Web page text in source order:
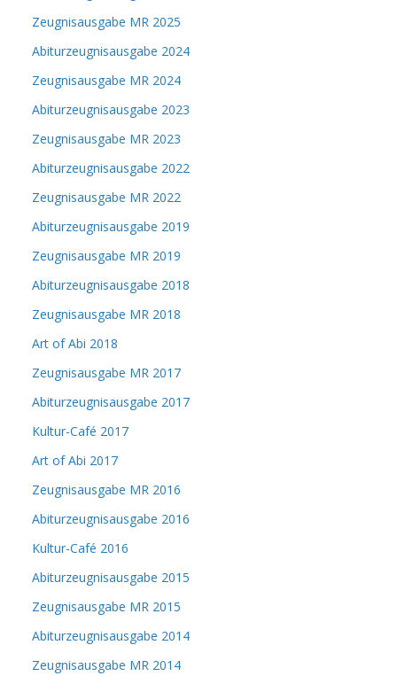
Zeugnisausgabe MR 2025
Abiturzeugnisausgabe 2024
Zeugnisausgabe MR 2024
Abiturzeugnisausgabe 2023
Zeugnisausgabe MR 2023
Abiturzeugnisausgabe 2022
Zeugnisausgabe MR 2022
Abiturzeugnisausgabe 2019
Zeugnisausgabe MR 2019
Abiturzeugnisausgabe 2018
Zeugnisausgabe MR 2018
Art of Abi 2018
Zeugnisausgabe MR 2017
Abiturzeugnisausgabe 2017
Kultur-Café 2017
Art of Abi 2017
Zeugnisausgabe MR 2016
Abiturzeugnisausgabe 2016
Kultur-Café 2016
Abiturzeugnisausgabe 2015
Zeugnisausgabe MR 2015
Abiturzeugnisausgabe 2014
Zeugnisausgabe MR 2014